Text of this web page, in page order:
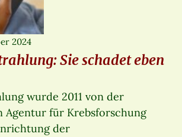
2024
Sie schadet eben
wurde 2011 von der
Agentur für Krebsforschung
der